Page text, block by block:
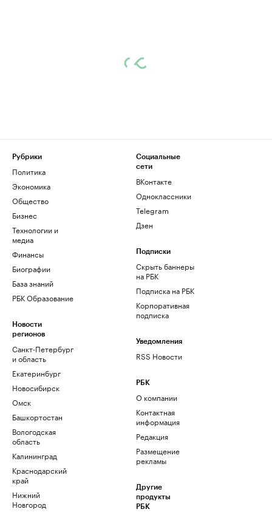
Рубрики
Политика
Экономика
Общество
Бизнес
Технологии и
медиа
Финансы
Биографии
База знаний
РБК Образование
Новости
регионов
Санкт-Петербург
и область
Екатеринбург
Новосибирск
Омск
Башкортостан
Вологодская
область
Калининград
Краснодарский
край
Нижний
Новгород
Социальные
сети
ВКонтакте
Одноклассники
Telegram
Дзен
Подписки
Скрыть баннеры
на РБК
Подписка на РБК
Корпоративная
подписка
Уведомления
RSS Новости
РБК
О компании
Контактная
информация
Редакция
Размещение
рекламы
Другие
продукты
РБК